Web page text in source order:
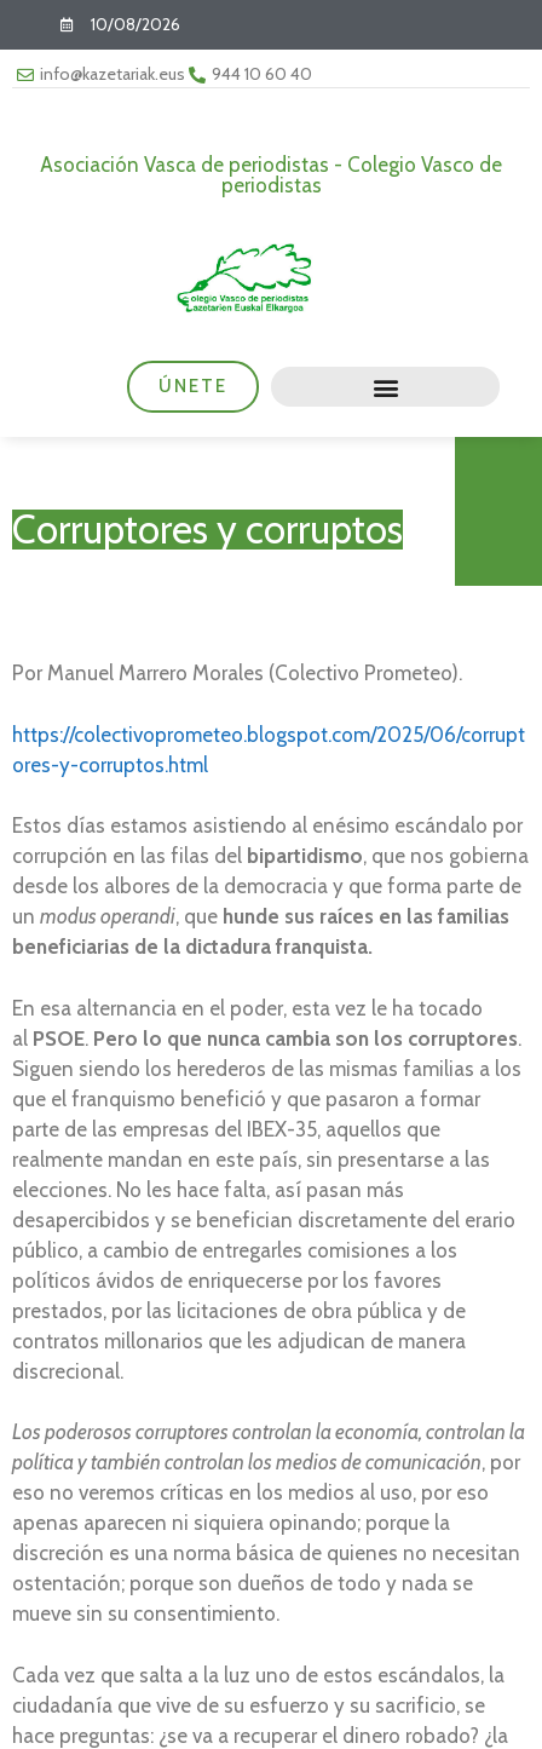
10/08/2026
info@kazetariak.eus 944 10 60 40
Asociación Vasca de periodistas - Colegio Vasco de
periodistas
ÚNETE
Corruptores y corruptos
Por Manuel Marrero Morales (Colectivo Prometeo).
https://colectivoprometeo.blogspot.com/2025/06/corrupt
ores-y-corruptos.html
Estos días estamos asistiendo al enésimo escándalo por
corrupción en las filas del bipartidismo, que nos gobierna
desde los albores de la democracia y que forma parte de
un modus operandi, que hunde sus raíces en las familias
beneficiarias de la dictadura franquista.
En esa alternancia en el poder, esta vez le ha tocado
al PSOE. Pero lo que nunca cambia son los corruptores.
Siguen siendo los herederos de las mismas familias a los
que el franquismo benefició y que pasaron a formar
parte de las empresas del IBEX-35, aquellos que
realmente mandan en este país, sin presentarse a las
elecciones. No les hace falta, así pasan más
desapercibidos y se benefician discretamente del erario
público, a cambio de entregarles comisiones a los
políticos ávidos de enriquecerse por los favores
prestados, por las licitaciones de obra pública y de
contratos millonarios que les adjudican de manera
discrecional.
Los poderosos corruptores controlan la economía, controlan la
política y también controlan los medios de comunicación, por
eso no veremos críticas en los medios al uso, por eso
apenas aparecen ni siquiera opinando; porque la
discreción es una norma básica de quienes no necesitan
ostentación; porque son dueños de todo y nada se
mueve sin su consentimiento.
Cada vez que salta a la luz uno de estos escándalos, la
ciudadanía que vive de su esfuerzo y su sacrificio, se
hace preguntas: ¿se va a recuperar el dinero robado? ¿la